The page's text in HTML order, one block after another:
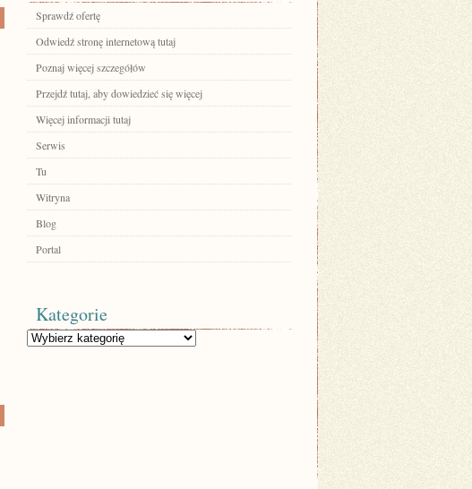
Sprawdź ofertę
Odwiedź stronę internetową tutaj
Poznaj więcej szczegółów
Przejdź tutaj, aby dowiedzieć się więcej
Więcej informacji tutaj
Serwis
Tu
Witryna
Blog
Portal
Kategorie
Kategorie